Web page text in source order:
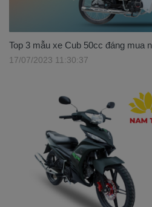
Top 3 mẫu xe Cub 50cc đáng mua
17/07/2023 11:30:37